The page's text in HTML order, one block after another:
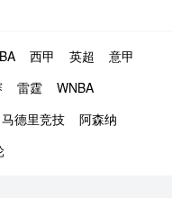
西甲 英超
意甲
雷霆
WNBA
马德里竞技
阿森纳